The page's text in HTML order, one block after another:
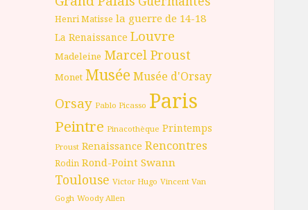
Henri Matisse la guerre de 14-18
La Renaissance Louvre
Madeleine Marcel Proust
Monet Musée Musée d'Orsay
Orsay Pablo Picasso Paris
Peintre Pinacothèque Printemps
Proust Renaissance Rencontres
Rodin Rond-Point Swann
Toulouse Victor Hugo Vincent Van
Gogh Woody Allen